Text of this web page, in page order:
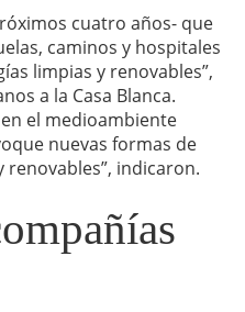
cuatro años- que
caminos y hospitales
limpias y renovables”,
a la Casa Blanca.
el medioambiente
nuevas formas de
indicaron.